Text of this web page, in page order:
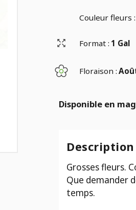
Couleur fleurs :
Format : 1 Gal
Floraison :
Disponible en
Description
Grosses fleurs.
Que demander
temps.